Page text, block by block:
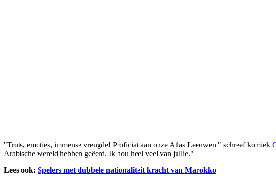
"Trots, emoties, immense vreugde! Proficiat aan onze Atlas Leeuwen," schreef komiek
Arabische wereld hebben geëerd. Ik hou heel veel van jullie."
Lees ook: Spelers met dubbele nationaliteit kracht van Marokko